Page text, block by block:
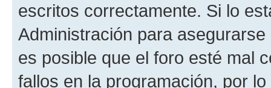
escritos correctamente. Si lo
Administración para
es posible que el foro esté mal
fallos en la programación, por